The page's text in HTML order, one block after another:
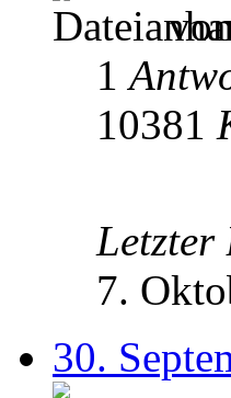
1
10381
Letzter
7.
30.